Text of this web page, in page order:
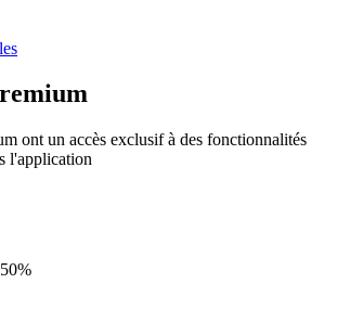
ont un accès exclusif à des fonctionnalités
l'application
50%